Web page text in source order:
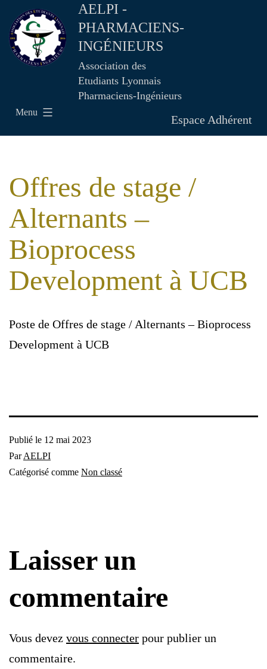
AELPI -
PHARMACIENS-
INGÉNIEURS
Association des
Etudiants Lyonnais
Pharmaciens-Ingénieurs
Menu
Espace Adhérent
Offres de stage /
Alternants –
Bioprocess
Development à UCB
Poste de Offres de stage / Alternants – Bioprocess
Development à UCB
Publié le 12 mai 2023
ParAELPI
Catégorisé comme Non classé
Laisser un
commentaire
Vous devez vous connecter pour publier un
commentaire.